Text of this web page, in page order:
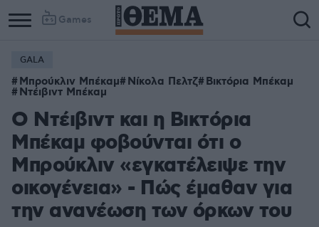
Games
GALA
Μπρούκλιν Μπέκαμ Νίκολα Πελτζ Βικτόρια Μπέκαμ
Ντέιβιντ Μπέκαμ
Ο Ντέιβιντ και η Βικτόρια
Μπέκαμ φοβούνται ότι ο
Μπρούκλιν «εγκατέλειψε την
οικογένεια» - Πώς έμαθαν για
την ανανέωση των όρκων του